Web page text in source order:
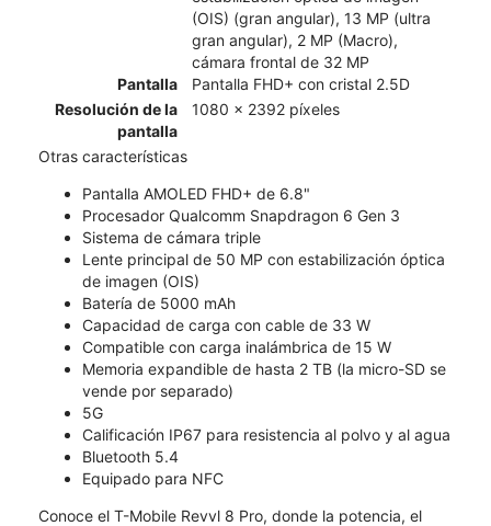
(OIS) (gran angular), 13 MP (ultra
gran angular), 2 MP (Macro),
cámara frontal de 32 MP
Pantalla
Pantalla FHD+ con cristal 2.5D
Resolución de la
pantalla
1080 x 2392 píxeles
Otras características
Pantalla AMOLED FHD+ de 6.8"
Procesador Qualcomm Snapdragon 6 Gen 3
Sistema de cámara triple
Lente principal de 50 MP con estabilización óptica
de imagen (OIS)
Batería de 5000 mAh
Capacidad de carga con cable de 33 W
Compatible con carga inalámbrica de 15 W
Memoria expandible de hasta 2 TB (la micro-SD se
vende por separado)
5G
Calificación IP67 para resistencia al polvo y al agua
Bluetooth 5.4
Equipado para NFC
Conoce el T-Mobile Revvl 8 Pro, donde la potencia, el